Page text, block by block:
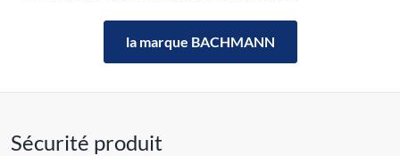
la marque BACHMANN
Sécurité produit